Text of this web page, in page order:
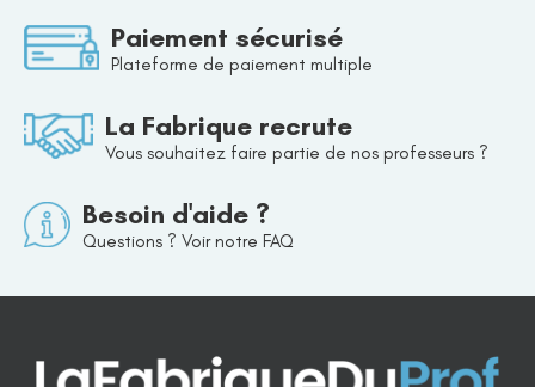
Paiement sécurisé
Plateforme de paiement multiple
La Fabrique recrute
Vous souhaitez faire partie de nos professeurs ?
Besoin d'aide ?
Questions ? Voir notre FAQ